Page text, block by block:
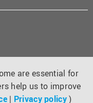
are essential for
help us to improve
| Privacy policy)